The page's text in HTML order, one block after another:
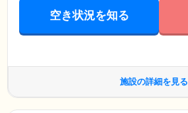
空き状況を知る
施設の詳細を見る